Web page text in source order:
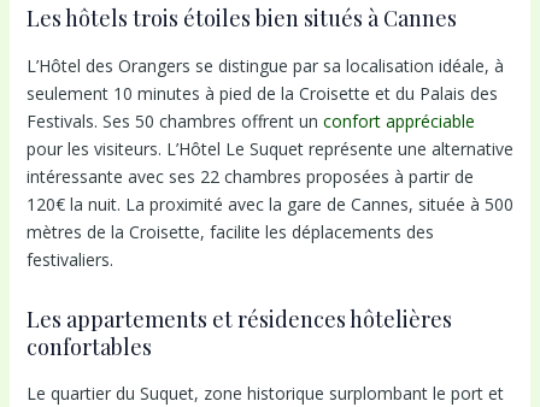
Les hôtels trois étoiles bien situés à Cannes
L’Hôtel des Orangers se distingue par sa localisation idéale, à
seulement 10 minutes à pied de la Croisette et du Palais des
Festivals. Ses 50 chambres offrent un confort appréciable
pour les visiteurs. L’Hôtel Le Suquet représente une alternative
intéressante avec ses 22 chambres proposées à partir de
120€ la nuit. La proximité avec la gare de Cannes, située à 500
mètres de la Croisette, facilite les déplacements des
festivaliers.
Les appartements et résidences hôtelières
confortables
Le quartier du Suquet, zone historique surplombant le port et